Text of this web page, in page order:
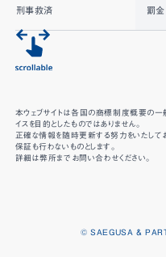
刑事救済 罰金
本ウェブサイトは各国の商標制度概要の一
イスを目的としたものではありません。
正確な情報を随時更新する努力をいたして
保証も行わないものとします。
詳細は弊所までお問い合わせください。
© SAEGUSA &